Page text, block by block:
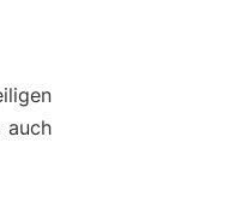
auch